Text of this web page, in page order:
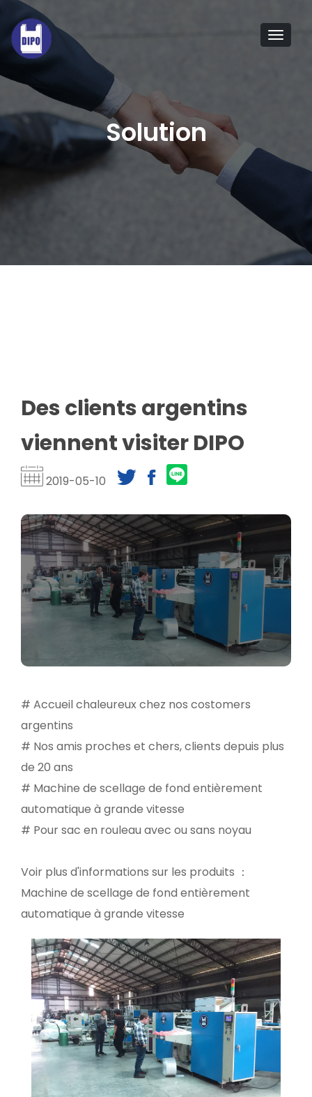
Solution
Des clients argentins
viennent visiter DIPO
2019-05-10
# Accueil chaleureux chez nos costomers
argentins
# Nos amis proches et chers, clients depuis plus
de 20 ans
# Machine de scellage de fond entièrement
automatique à grande vitesse
# Pour sac en rouleau avec ou sans noyau
Voir plus d'informations sur les produits ：
Machine de scellage de fond entièrement
automatique à grande vitesse